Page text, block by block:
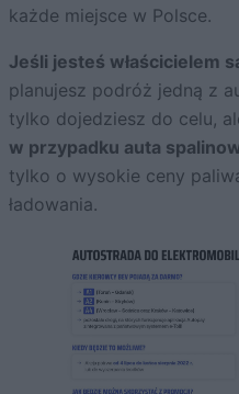
każde miejsce w Polsce.
Jeśli jesteś właścicielem
planujesz podróż jedną z
tylko dojedziesz do celu,
w przypadku auta
tylko o wysokie ceny
ładowania.